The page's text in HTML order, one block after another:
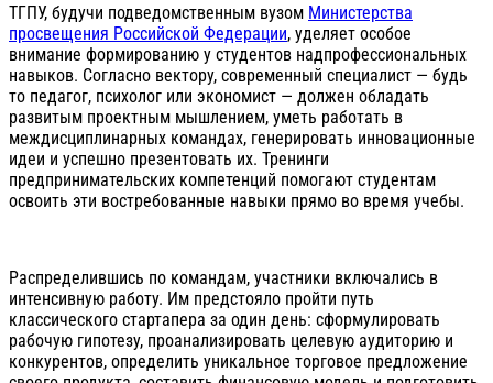
ТГПУ, будучи подведомственным вузом Министерства
просвещения Российской Федерации, уделяет особое
внимание формированию у студентов надпрофессиональных
навыков. Согласно вектору, современный специалист — будь
то педагог, психолог или экономист — должен обладать
развитым проектным мышлением, уметь работать в
междисциплинарных командах, генерировать инновационные
идеи и успешно презентовать их. Тренинги
предпринимательских компетенций помогают студентам
освоить эти востребованные навыки прямо во время учебы.
Распределившись по командам, участники включались в
интенсивную работу. Им предстояло пройти путь
классического стартапера за один день: сформулировать
рабочую гипотезу, проанализировать целевую аудиторию и
конкурентов, определить уникальное торговое предложение